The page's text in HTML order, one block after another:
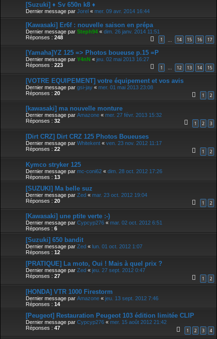
[Suzuki] ♦ Sv 650n k8 ♦
Dernier message par Jorel « mer. 09 avr. 2014 16:44
[Kawasaki] Er6f : nouvelle saison en prépa
Dernier message par Steph94 « dim. 26 janv. 2014 11:51
Réponses : 248 1 14 15 16 17
[Yamaha]YZ 125 => Photos boueuse p.15 =P
Dernier message par Y4nN « jeu. 02 mai 2013 16:27
Réponses : 223 1 … 12 13 14 15
[VOTRE EQUIPEMENT] votre équipement et vos avis
Dernier message par gsi-jay « mer. 01 mai 2013 23:08
Réponses : 20 1 2
[kawasaki] ma nouvelle monture
Dernier message par Amazone « mer. 27 févr. 2013 15:32
Réponses : 32 1 2 3
[Dirt CRZ] Dirt CRZ 125 Photos Boueuses
Dernier message par Whitekent « ven. 23 nov. 2012 11:17
Réponses : 22 1 2
Kymco stryker 125
Dernier message par mc-coni62 « dim. 28 oct. 2012 17:26
Réponses : 13
[SUZUKI] Ma belle suz
Dernier message par Zed « mar. 23 oct. 2012 19:04
Réponses : 20 1 2
[Kawasaki] une ptite verte :-)
Dernier message par Cypcyp276 « mar. 02 oct. 2012 6:51
Réponses : 6
[Suzuki] 650 bandit
Dernier message par Zed « lun. 01 oct. 2012 1:07
Réponses : 12
[PRATIQUE] La moto, Oui ! Mais à quel prix ?
Dernier message par Zed « jeu. 27 sept. 2012 0:47
Réponses : 27 1 2
[HONDA] VTR 1000 Firestorm
Dernier message par Amazone « jeu. 13 sept. 2012 7:46
Réponses : 14
[Peugeot] Restauration Peugeot 103 édition limitée CLIP
Dernier message par Cypcyp276 « mer. 15 août 2012 21:42
Réponses : 47 1 2 3 4